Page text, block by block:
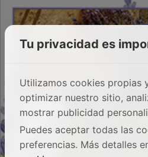
Tu privacidad es
Utilizamos cookies propias
optimizar nuestro sitio,
mostrar publicidad
Puedes aceptar todas las
preferencias. Más detalles